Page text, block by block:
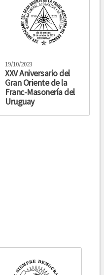
19/10/2023
XXV Aniversario del
Gran Oriente de la
Franc-Masonería del
Uruguay